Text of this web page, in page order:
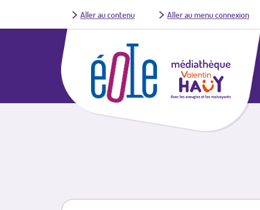
Aller au contenu Aller au menu connexion